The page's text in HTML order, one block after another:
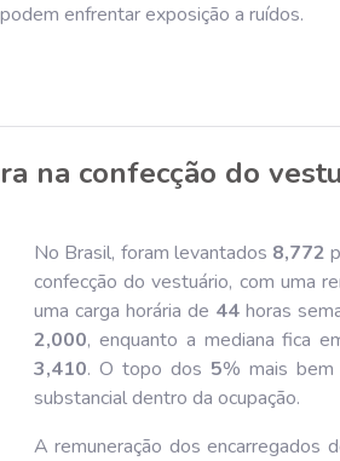
enfrentar exposição a ruídos.
na confecção do
No Brasil, foram levantados 8,772
confecção do vestuário, com uma
uma carga horária de 44 horas
2,000, enquanto a mediana fica
3,410. O topo dos 5% mais bem
substancial dentro da ocupação.
A remuneração dos encarregados